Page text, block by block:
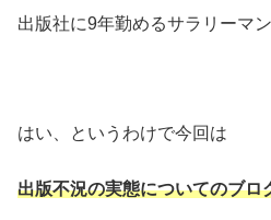
出版社に9年勤めるサラリーマ
はい、というわけで今回は
出版不況の実態についてのブロ